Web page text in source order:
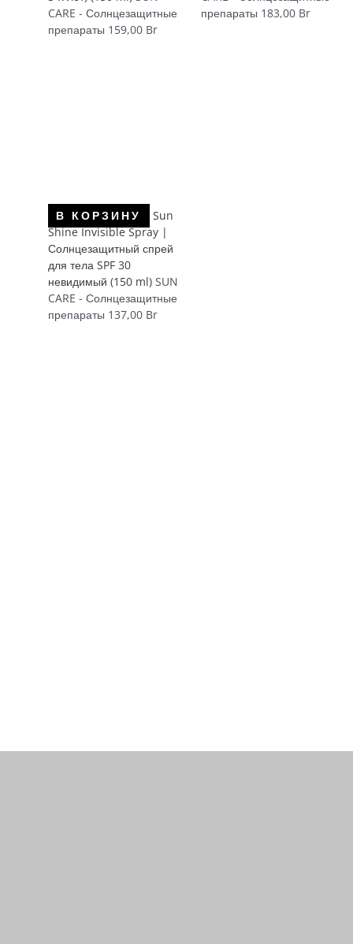
CARE - Солнцезащитные
препараты 159,00 Br
препараты 183,00 Br
В КОРЗИНУ
Sun
Shine Invisible Spray |
Солнцезащитный спрей
для тела SPF 30
невидимый (150 ml) SUN
CARE - Солнцезащитные
препараты 137,00 Br